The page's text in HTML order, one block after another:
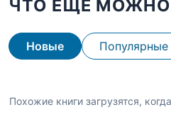
ЧТО ЕЩЕ
Новые Популярные
Похожие книги загрузятся,